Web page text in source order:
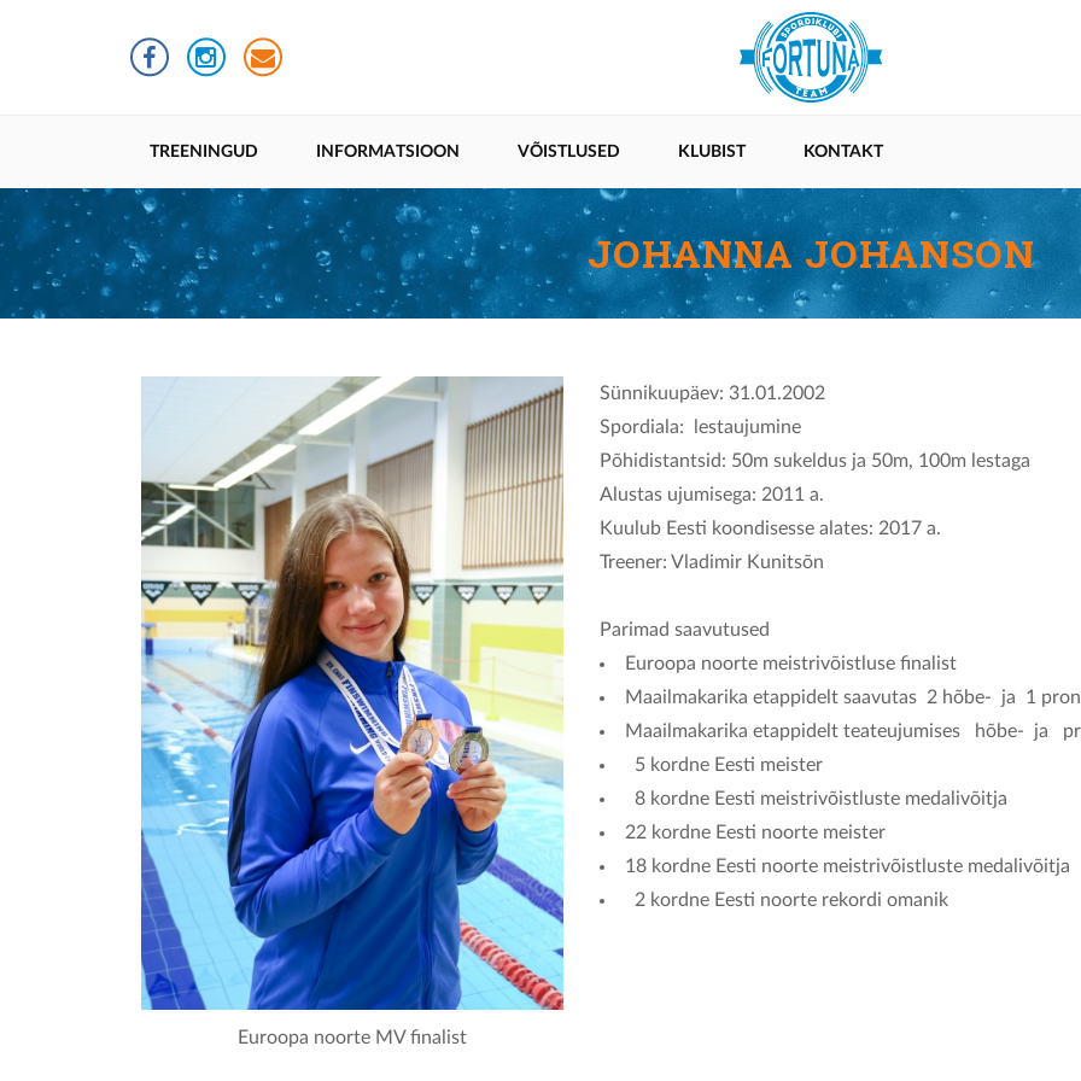
Põhinavigatsioon
TREENINGUD INFORMATSIOON VÕISTLUSED KLUBIST KONTAKT
JOHANNA JOHANSON
Euroopa noorte MV finalist
Sünnikuupäev: 31.01.2002
Spordiala: lestaujumine
Põhidistantsid: 50m sukeldus ja 50m, 100m lestaga
Alustas ujumisega: 2011 a.
Kuulub Eesti koondisesse alates: 2017 a.
Treener: Vladimir Kunitsõn
Parimad saavutused
Euroopa noorte meistrivõistluse finalist
Maailmakarika etappidelt saavutas 2 hõbe- ja 1
Maailmakarika etappidelt teateujumises hõbe- ja
5 kordne Eesti meister
8 kordne Eesti meistrivõistluste medalivõitja
22 kordne Eesti noorte meister
18 kordne Eesti noorte meistrivõistluste medalivõitja
2 kordne Eesti noorte rekordi omanik